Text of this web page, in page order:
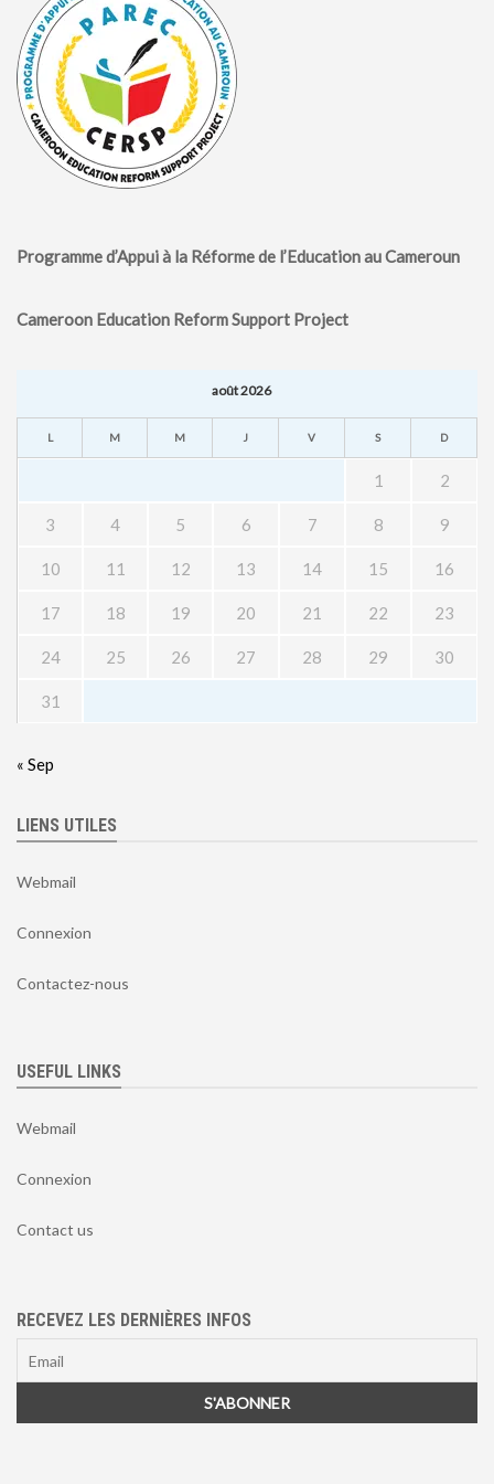
Programme d’Appui à la Réforme de l’Education au Cameroun
Cameroon Education Reform Support Project
août 2026
L M M J V S D
1 2
3 4 5 6 7 8 9
10 11 12 13 14 15 16
17 18 19 20 21 22 23
24 25 26 27 28 29 30
31
« Sep
LIENS UTILES
Webmail
Connexion
Contactez-nous
USEFUL LINKS
Webmail
Connexion
Contact us
RECEVEZ LES DERNIÈRES INFOS